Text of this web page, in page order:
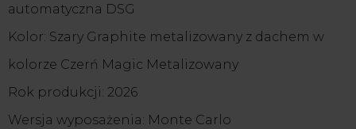
automatyczna DSG
Kolor: Szary Graphite metalizowany z dachem w
kolorze Czerń Magic Metalizowany
Rok produkcji: 2026
Wersja wyposażenia: Monte Carlo